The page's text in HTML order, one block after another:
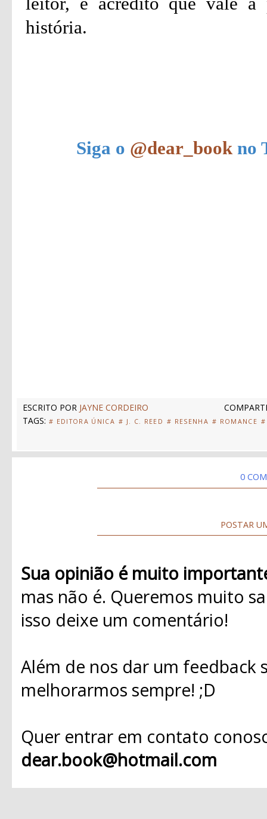
história.
Siga o @dear_book no
ESCRITO POR JAYNE CORDEIRO
TAGS: # EDITORA ÚNICA # J. C. REED # RESENHA # ROMANCE #
0
POSTAR
Sua opinião é muito
mas não é. Queremos muito
isso deixe um comentário!
Além de nos dar um
melhorarmos sempre! ;D
Quer entrar em contato
dear.book@hotmail.com